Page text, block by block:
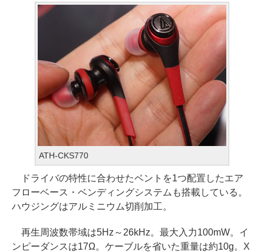
ATH-CKS770
ドライバの特性に合わせたベントを1つ配置したエア
フローベース・ベンディングシステムも搭載している。
ハウジングはアルミニウム切削加工。
再生周波数帯域は5Hz～26kHz。最大入力100mW。イ
ンピーダンスは17Ω。ケーブルを省いた重量は約10g。X